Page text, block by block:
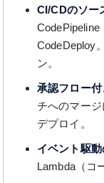
CI/CDのソー
CodeDeploy
ン。
承認フロー
チへのマー
デプロイ。
イベント駆
Lambda（コ